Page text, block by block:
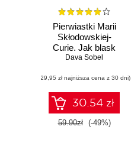
Pierwiastki Marii
Skłodowskiej-
Curie. Jak blask
radu oświetlił drogę
świecie nauki
Dava Sobel
(29,95 zł najniższa cena z 30 dni)
30.54 zł
59.90zł (-49%)